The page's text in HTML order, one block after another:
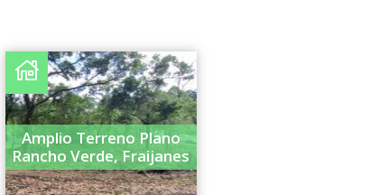
Amplio Terreno Plano
Rancho Verde, Fraijanes